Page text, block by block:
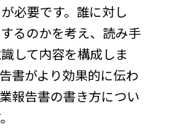
必要です。誰に対し
るのかを考え、読み手
して内容を構成しま
書がより効果的に伝わ
報告書の書き方につい